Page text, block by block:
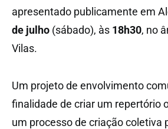
apresentado publicamente em
de julho (sábado), às 18h30, no
Vilas.
Um projeto de envolvimento
finalidade de criar um repertório
um processo de criação coletiva